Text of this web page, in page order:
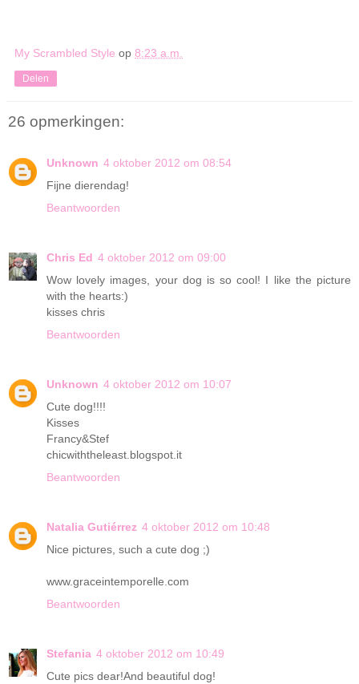
My Scrambled Style op 8:23 a.m.
Delen
26 opmerkingen:
Unknown 4 oktober 2012 om 08:54
Fijne dierendag!
Beantwoorden
Chris Ed 4 oktober 2012 om 09:00
Wow lovely images, your dog is so cool! I like the picture
with the hearts:)
kisses chris
Beantwoorden
Unknown 4 oktober 2012 om 10:07
Cute dog!!!!
Kisses
Francy&Stef
chicwiththeleast.blogspot.it
Beantwoorden
Natalia Gutiérrez 4 oktober 2012 om 10:48
Nice pictures, such a cute dog ;)
www.graceintemporelle.com
Beantwoorden
Stefania 4 oktober 2012 om 10:49
Cute pics dear!And beautiful dog!